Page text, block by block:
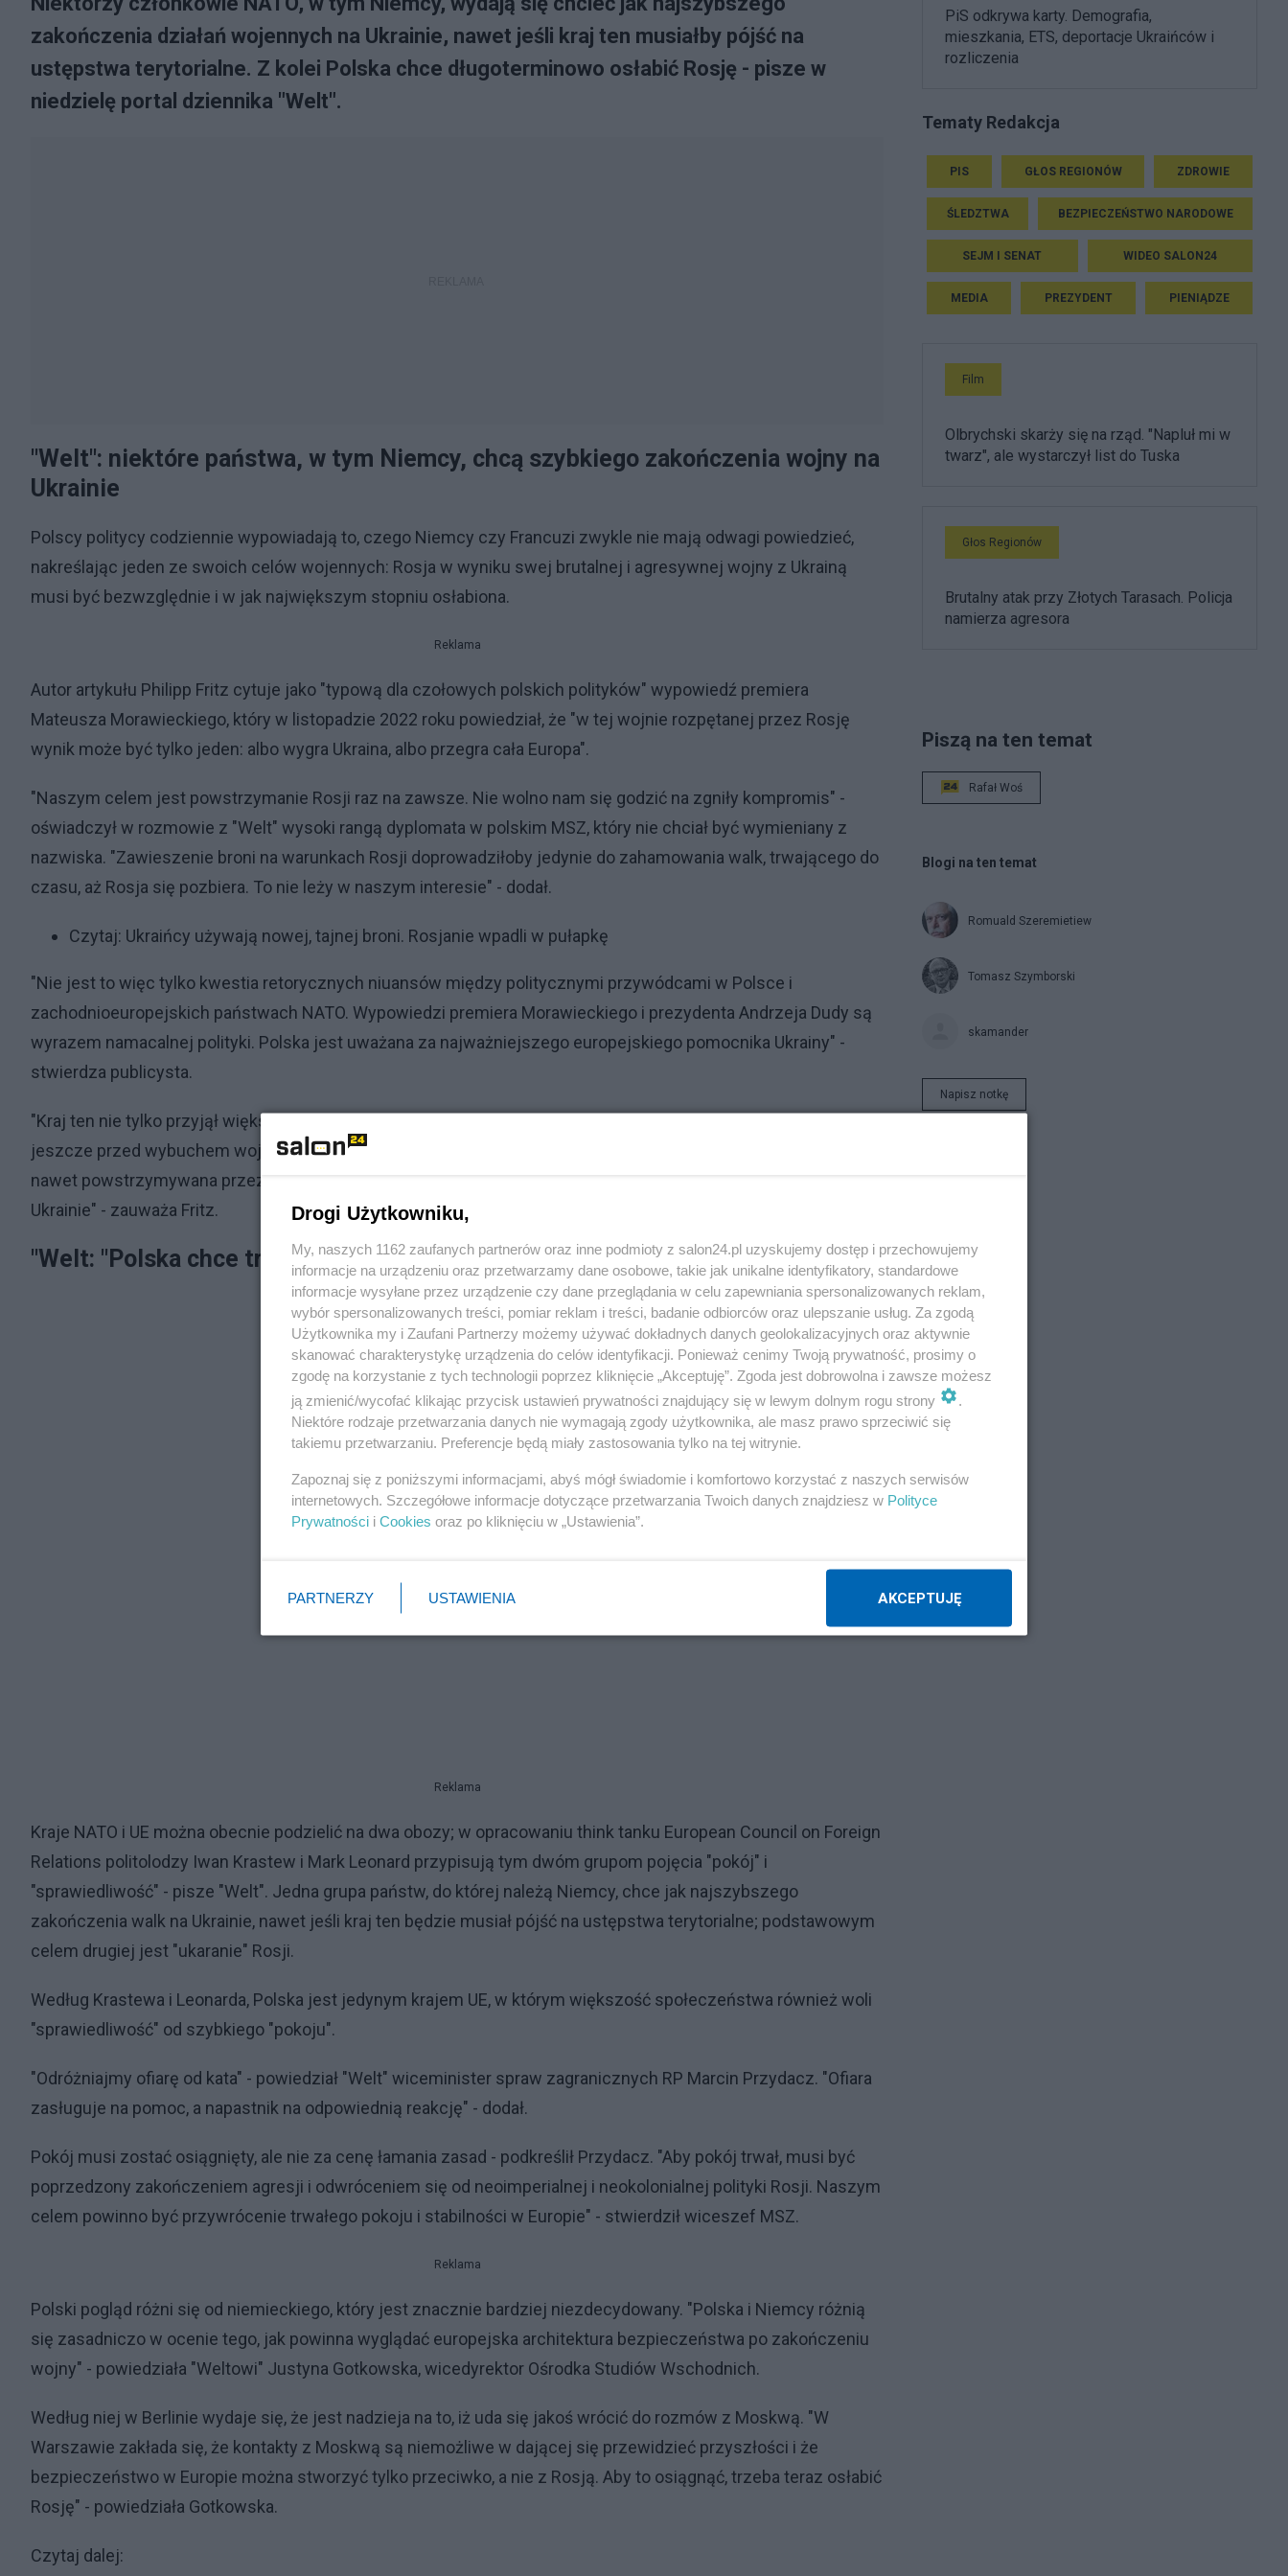
zakończenia działań wojennych na Ukrainie, nawet jeśli kraj ten musiałby pójść na
ustępstwa terytorialne. Z kolei Polska chce długoterminowo osłabić Rosję - pisze w
niedzielę portal dziennika "Welt".
"Welt": niektóre państwa, w tym Niemcy, chcą szybkiego zakończenia wojny na
Ukrainie
Polscy politycy codziennie wypowiadają to, czego Niemcy czy Francuzi zwykle nie mają odwagi powiedzieć,
nakreślając jeden ze swoich celów wojennych: Rosja w wyniku swej brutalnej i agresywnej wojny z Ukrainą
musi być bezwzględnie i w jak największym stopniu osłabiona.
Reklama
Autor artykułu Philipp Fritz cytuje jako "typową dla czołowych polskich polityków" wypowiedź premiera
Mateusza Morawieckiego, który w listopadzie 2022 roku powiedział, że "w tej wojnie rozpętanej przez Rosję
wynik może być tylko jeden: albo wygra Ukraina, albo przegra cała Europa".
"Naszym celem jest powstrzymanie Rosji raz na zawsze. Nie wolno nam się godzić na zgniły kompromis" -
oświadczył w rozmowie z "Welt" wysoki rangą dyplomata w polskim MSZ, który nie chciał być wymieniany z
nazwiska. "Zawieszenie broni na warunkach Rosji doprowadziłoby jedynie do zahamowania walk, trwającego do
czasu, aż Rosja się pozbiera. To nie leży w naszym interesie" - dodał.
Czytaj: Ukraińcy używają nowej, tajnej broni. Rosjanie wpadli w pułapkę
"Nie jest to więc tylko kwestia retorycznych niuansów między politycznymi przywódcami w Polsce i
zachodnioeuropejskich państwach NATO. Wypowiedzi premiera Morawieckiego i prezydenta Andrzeja Dudy są
wyrazem namacalnej polityki. Polska jest uważana za najważniejszego europejskiego pomocnika Ukrainy" -
stwierdza publicysta.
"Kraj ten nie tylko przyjął większość ukraińskich uchodźców, ale także przoduje w sankcjach wobec Rosji i
jeszcze przed wybuchem wojny zaczął zbroić ukraińską armię. (...) Polska, jak się wydaje, musi być czasem
nawet powstrzymywana przez swoich natowskich partnerów przed zbytnim militarnym zaangażowaniem się na
Ukrainie" - zauważa Fritz.
"Welt: "Polska chce trwale osłabić Rosję
Reklama
Kraje NATO i UE można obecnie podzielić na dwa obozy; w opracowaniu think tanku European Council on Foreign
Relations politolodzy Iwan Krastew i Mark Leonard przypisują tym dwóm grupom pojęcia "pokój" i
"sprawiedliwość" - pisze "Welt". Jedna grupa państw, do której należą Niemcy, chce jak najszybszego
zakończenia walk na Ukrainie, nawet jeśli kraj ten będzie musiał pójść na ustępstwa terytorialne; podstawowym
celem drugiej jest "ukaranie" Rosji.
Według Krastewa i Leonarda, Polska jest jedynym krajem UE, w którym większość społeczeństwa również woli
"sprawiedliwość" od szybkiego "pokoju".
"Odróżniajmy ofiarę od kata" - powiedział "Welt" wiceminister spraw zagranicznych RP Marcin Przydacz. "Ofiara
zasługuje na pomoc, a napastnik na odpowiednią reakcję" - dodał.
Pokój musi zostać osiągnięty, ale nie za cenę łamania zasad - podkreślił Przydacz. "Aby pokój trwał, musi być
poprzedzony zakończeniem agresji i odwróceniem się od neoimperialnej i neokolonialnej polityki Rosji. Naszym
celem powinno być przywrócenie trwałego pokoju i stabilności w Europie" - stwierdził wiceszef MSZ.
Reklama
Polski pogląd różni się od niemieckiego, który jest znacznie bardziej niezdecydowany. "Polska i Niemcy różnią
się zasadniczo w ocenie tego, jak powinna wyglądać europejska architektura bezpieczeństwa po zakończeniu
wojny" - powiedziała "Weltowi" Justyna Gotkowska, wicedyrektor Ośrodka Studiów Wschodnich.
Według niej w Berlinie wydaje się, że jest nadzieja na to, iż uda się jakoś wrócić do rozmów z Moskwą. "W
Warszawie zakłada się, że kontakty z Moskwą są niemożliwe w dającej się przewidzieć przyszłości i że
bezpieczeństwo w Europie można stworzyć tylko przeciwko, a nie z Rosją. Aby to osiągnąć, trzeba teraz osłabić
Rosję" - powiedziała Gotkowska.
Czytaj dalej:
PiS odkrywa karty. Demografia,
mieszkania, ETS, deportacje Ukraińców i
rozliczenia
Tematy Redakcja
PIS GŁOS REGIONÓW ZDROWIE
ŚLEDZTWA BEZPIECZEŃSTWO NARODOWE
SEJM I SENAT WIDEO SALON24
MEDIA PREZYDENT PIENIĄDZE
Film
Olbrychski skarży się na rząd. "Napluł mi w
twarz", ale wystarczył list do Tuska
Głos Regionów
Brutalny atak przy Złotych Tarasach. Policja
namierza agresora
Piszą na ten temat
Rafał Woś
Blogi na ten temat
Romuald Szeremietiew
Tomasz Szymborski
skamander
Napisz notkę
Drogi Użytkowniku,
My, naszych 1162 zaufanych partnerów oraz inne podmioty z salon24.pl uzyskujemy dostęp i przechowujemy
informacje na urządzeniu oraz przetwarzamy dane osobowe, takie jak unikalne identyfikatory, standardowe
informacje wysyłane przez urządzenie czy dane przeglądania w celu zapewniania spersonalizowanych reklam,
wybór spersonalizowanych treści, pomiar reklam i treści, badanie odbiorców oraz ulepszanie usług. Za zgodą
Użytkownika my i Zaufani Partnerzy możemy używać dokładnych danych geolokalizacyjnych oraz aktywnie
skanować charakterystykę urządzenia do celów identyfikacji. Ponieważ cenimy Twoją prywatność, prosimy o
zgodę na korzystanie z tych technologii poprzez kliknięcie „Akceptuję”. Zgoda jest dobrowolna i zawsze możesz
ją zmienić/wycofać klikając przycisk ustawień prywatności znajdujący się w lewym dolnym rogu strony
.
Niektóre rodzaje przetwarzania danych nie wymagają zgody użytkownika, ale masz prawo sprzeciwić się
takiemu przetwarzaniu. Preferencje będą miały zastosowania tylko na tej witrynie.
Zapoznaj się z poniższymi informacjami, abyś mógł świadomie i komfortowo korzystać z naszych serwisów
internetowych. Szczegółowe informacje dotyczące przetwarzania Twoich danych znajdziesz w Polityce
Prywatności i Cookies oraz po kliknięciu w „Ustawienia”.
PARTNERZY USTAWIENIA AKCEPTUJĘ